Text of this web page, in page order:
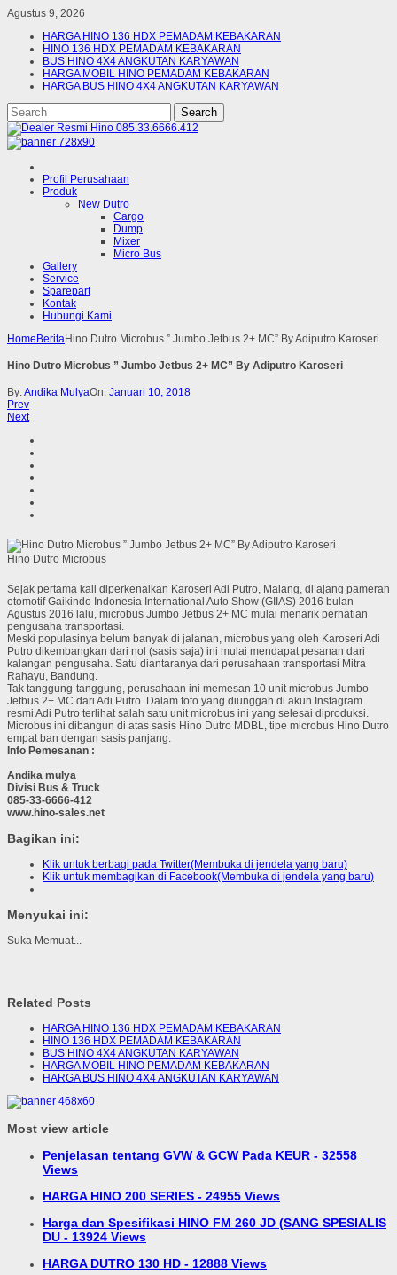
Agustus 9, 2026
HARGA HINO 136 HDX PEMADAM KEBAKARAN
HINO 136 HDX PEMADAM KEBAKARAN
BUS HINO 4X4 ANGKUTAN KARYAWAN
HARGA MOBIL HINO PEMADAM KEBAKARAN
HARGA BUS HINO 4X4 ANGKUTAN KARYAWAN
Profil Perusahaan
Produk
New Dutro
Cargo
Dump
Mixer
Micro Bus
Gallery
Service
Sparepart
Kontak
Hubungi Kami
Home BeritaHino Dutro Microbus ” Jumbo Jetbus 2+ MC” By Adiputro Karoseri
Hino Dutro Microbus ” Jumbo Jetbus 2+ MC” By Adiputro Karoseri
By:Andika MulyaOn: Januari 10, 2018
Prev
Next
Hino Dutro Microbus
Sejak pertama kali diperkenalkan Karoseri Adi Putro, Malang, di ajang pameran
otomotif Gaikindo Indonesia International Auto Show (GIIAS) 2016 bulan
Agustus 2016 lalu, microbus Jumbo Jetbus 2+ MC mulai menarik perhatian
pengusaha transportasi.
Meski populasinya belum banyak di jalanan, microbus yang oleh Karoseri Adi
Putro dikembangkan dari nol (sasis saja) ini mulai mendapat pesanan dari
kalangan pengusaha. Satu diantaranya dari perusahaan transportasi Mitra
Rahayu, Bandung.
Tak tanggung-tanggung, perusahaan ini memesan 10 unit microbus Jumbo
Jetbus 2+ MC dari Adi Putro. Dalam foto yang diunggah di akun Instagram
resmi Adi Putro terlihat salah satu unit microbus ini yang selesai diproduksi.
Microbus ini dibangun di atas sasis Hino Dutro MDBL, tipe microbus Hino Dutro
empat ban dengan sasis panjang.
Info Pemesanan :
Andika mulya
Divisi Bus & Truck
085-33-6666-412
www.hino-sales.net
Bagikan ini:
Klik untuk berbagi pada Twitter(Membuka di jendela yang baru)
Klik untuk membagikan di Facebook(Membuka di jendela yang baru)
Menyukai ini:
Suka Memuat...
Related Posts
HARGA HINO 136 HDX PEMADAM KEBAKARAN
HINO 136 HDX PEMADAM KEBAKARAN
BUS HINO 4X4 ANGKUTAN KARYAWAN
HARGA MOBIL HINO PEMADAM KEBAKARAN
HARGA BUS HINO 4X4 ANGKUTAN KARYAWAN
Most view article
Penjelasan tentang GVW & GCW Pada KEUR - 32558
Views
HARGA HINO 200 SERIES - 24955 Views
Harga dan Spesifikasi HINO FM 260 JD (SANG SPESIALIS
DU - 13924 Views
HARGA DUTRO 130 HD - 12888 Views